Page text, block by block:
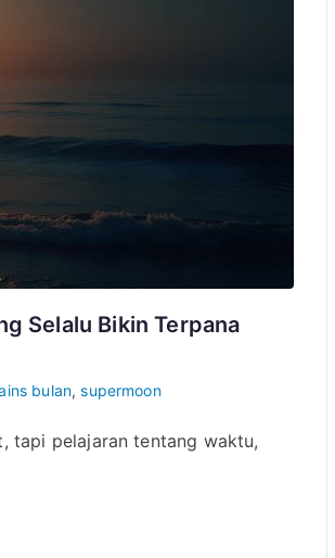
Selalu Bikin Terpana
bulan,supermoon
tapi pelajaran tentang waktu,